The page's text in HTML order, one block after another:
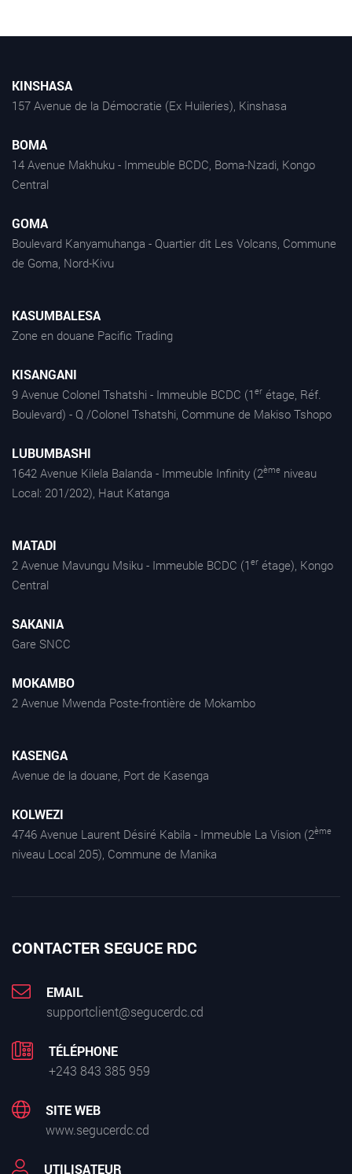
KINSHASA
157 Avenue de la Démocratie (Ex Huileries), Kinshasa
BOMA
14 Avenue Makhuku - Immeuble BCDC, Boma-Nzadi, Kongo
Central
GOMA
Boulevard Kanyamuhanga - Quartier dit Les Volcans, Commune
de Goma, Nord-Kivu
KASUMBALESA
Zone en douane Pacific Trading
KISANGANI
9 Avenue Colonel Tshatshi - Immeuble BCDC (1 er étage, Réf.
Boulevard) - Q /Colonel Tshatshi, Commune de Makiso Tshopo
LUBUMBASHI
1642 Avenue Kilela Balanda - Immeuble Infinity (2ème niveau
Local: 201/202), Haut Katanga
MATADI
2 Avenue Mavungu Msiku - Immeuble BCDC (1 er étage), Kongo
Central
SAKANIA
Gare SNCC
MOKAMBO
2 Avenue Mwenda Poste-frontière de Mokambo
KASENGA
Avenue de la douane, Port de Kasenga
KOLWEZI
4746 Avenue Laurent Désiré Kabila - Immeuble La Vision (2ème
niveau Local 205), Commune de Manika
CONTACTER SEGUCE RDC
EMAIL
supportclient@segucerdc.cd
TÉLÉPHONE
+243 843 385 959
SITE WEB
www.segucerdc.cd
UTILISATEUR